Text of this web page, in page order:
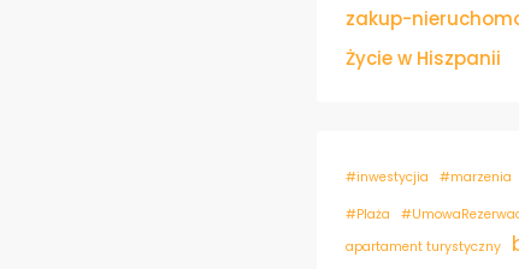
zakup-
Życie w Hiszpanii
#inwestycjia #marzenia
#Plaża
apartament turystyczny